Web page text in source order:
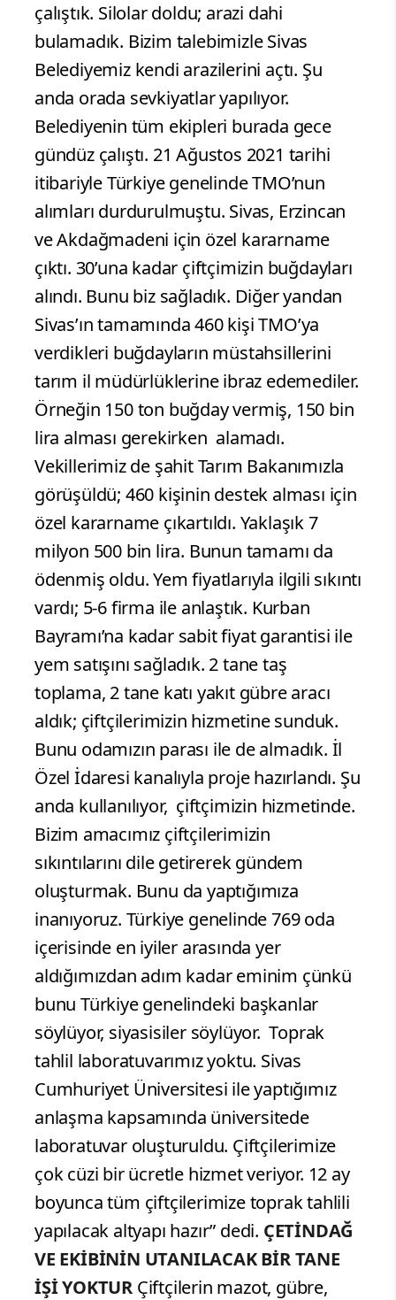
çalıştık. Silolar doldu; arazi dahi
bulamadık. Bizim talebimizle Sivas
Belediyemiz kendi arazilerini açtı. Şu
anda orada sevkiyatlar yapılıyor.
Belediyenin tüm ekipleri burada gece
gündüz çalıştı. 21 Ağustos 2021 tarihi
itibariyle Türkiye genelinde TMO’nun
alımları durdurulmuştu. Sivas, Erzincan
ve Akdağmadeni için özel kararname
çıktı. 30’una kadar çiftçimizin buğdayları
alındı. Bunu biz sağladık. Diğer yandan
Sivas’ın tamamında 460 kişi TMO’ya
verdikleri buğdayların müstahsillerini
tarım il müdürlüklerine ibraz edemediler.
Örneğin 150 ton buğday vermiş, 150 bin
lira alması gerekirken alamadı.
Vekillerimiz de şahit Tarım Bakanımızla
görüşüldü; 460 kişinin destek alması için
özel kararname çıkartıldı. Yaklaşık 7
milyon 500 bin lira. Bunun tamamı da
ödenmiş oldu. Yem fiyatlarıyla ilgili sıkıntı
vardı; 5-6 firma ile anlaştık. Kurban
Bayramı’na kadar sabit fiyat garantisi ile
yem satışını sağladık. 2 tane taş
toplama, 2 tane katı yakıt gübre aracı
aldık; çiftçilerimizin hizmetine sunduk.
Bunu odamızın parası ile de almadık. İl
Özel İdaresi kanalıyla proje hazırlandı. Şu
anda kullanılıyor, çiftçimizin hizmetinde.
Bizim amacımız çiftçilerimizin
sıkıntılarını dile getirerek gündem
oluşturmak. Bunu da yaptığımıza
inanıyoruz. Türkiye genelinde 769 oda
içerisinde en iyiler arasında yer
aldığımızdan adım kadar eminim çünkü
bunu Türkiye genelindeki başkanlar
söylüyor, siyasisiler söylüyor. Toprak
tahlil laboratuvarımız yoktu. Sivas
Cumhuriyet Üniversitesi ile yaptığımız
anlaşma kapsamında üniversitede
laboratuvar oluşturuldu. Çiftçilerimize
çok cüzi bir ücretle hizmet veriyor. 12 ay
boyunca tüm çiftçilerimize toprak tahlili
yapılacak altyapı hazır” dedi. ÇETİNDAĞ
VE EKİBİNİN UTANILACAK BİR TANE
İŞİ YOKTUR Çiftçilerin mazot, gübre,